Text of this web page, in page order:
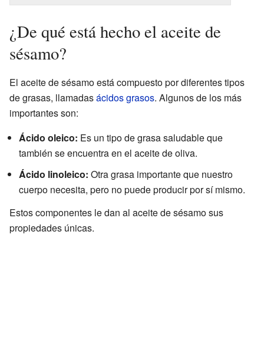
¿De qué está hecho el aceite de
sésamo?
El aceite de sésamo está compuesto por diferentes tipos
de grasas, llamadasácidos grasos. Algunos de los más
importantes son:
Ácido oleico: Es un tipo de grasa saludable que
también se encuentra en el aceite de oliva.
Ácido linoleico: Otra grasa importante que nuestro
cuerpo necesita, pero no puede producir por sí mismo.
Estos componentes le dan al aceite de sésamo sus
propiedades únicas.